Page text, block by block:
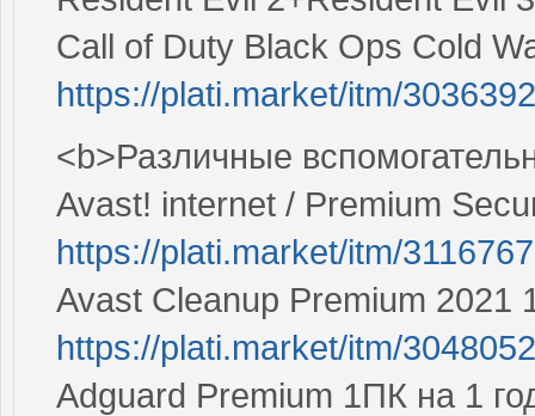
Call of Duty Black Ops Cold
https://plati.market/itm/3036392
<b>Различные
Avast! internet / Premium
https://plati.market/itm/3116767
Avast Cleanup Premium 2021
https://plati.market/itm/3048052
Adguard Premium 1ПК на 1